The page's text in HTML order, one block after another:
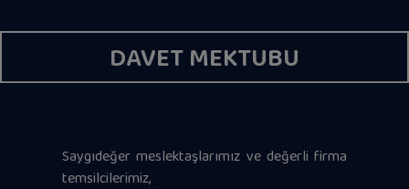
DAVET MEKTUBU
Saygıdeğer meslektaşlarımız ve değerli firma
temsilcilerimiz,